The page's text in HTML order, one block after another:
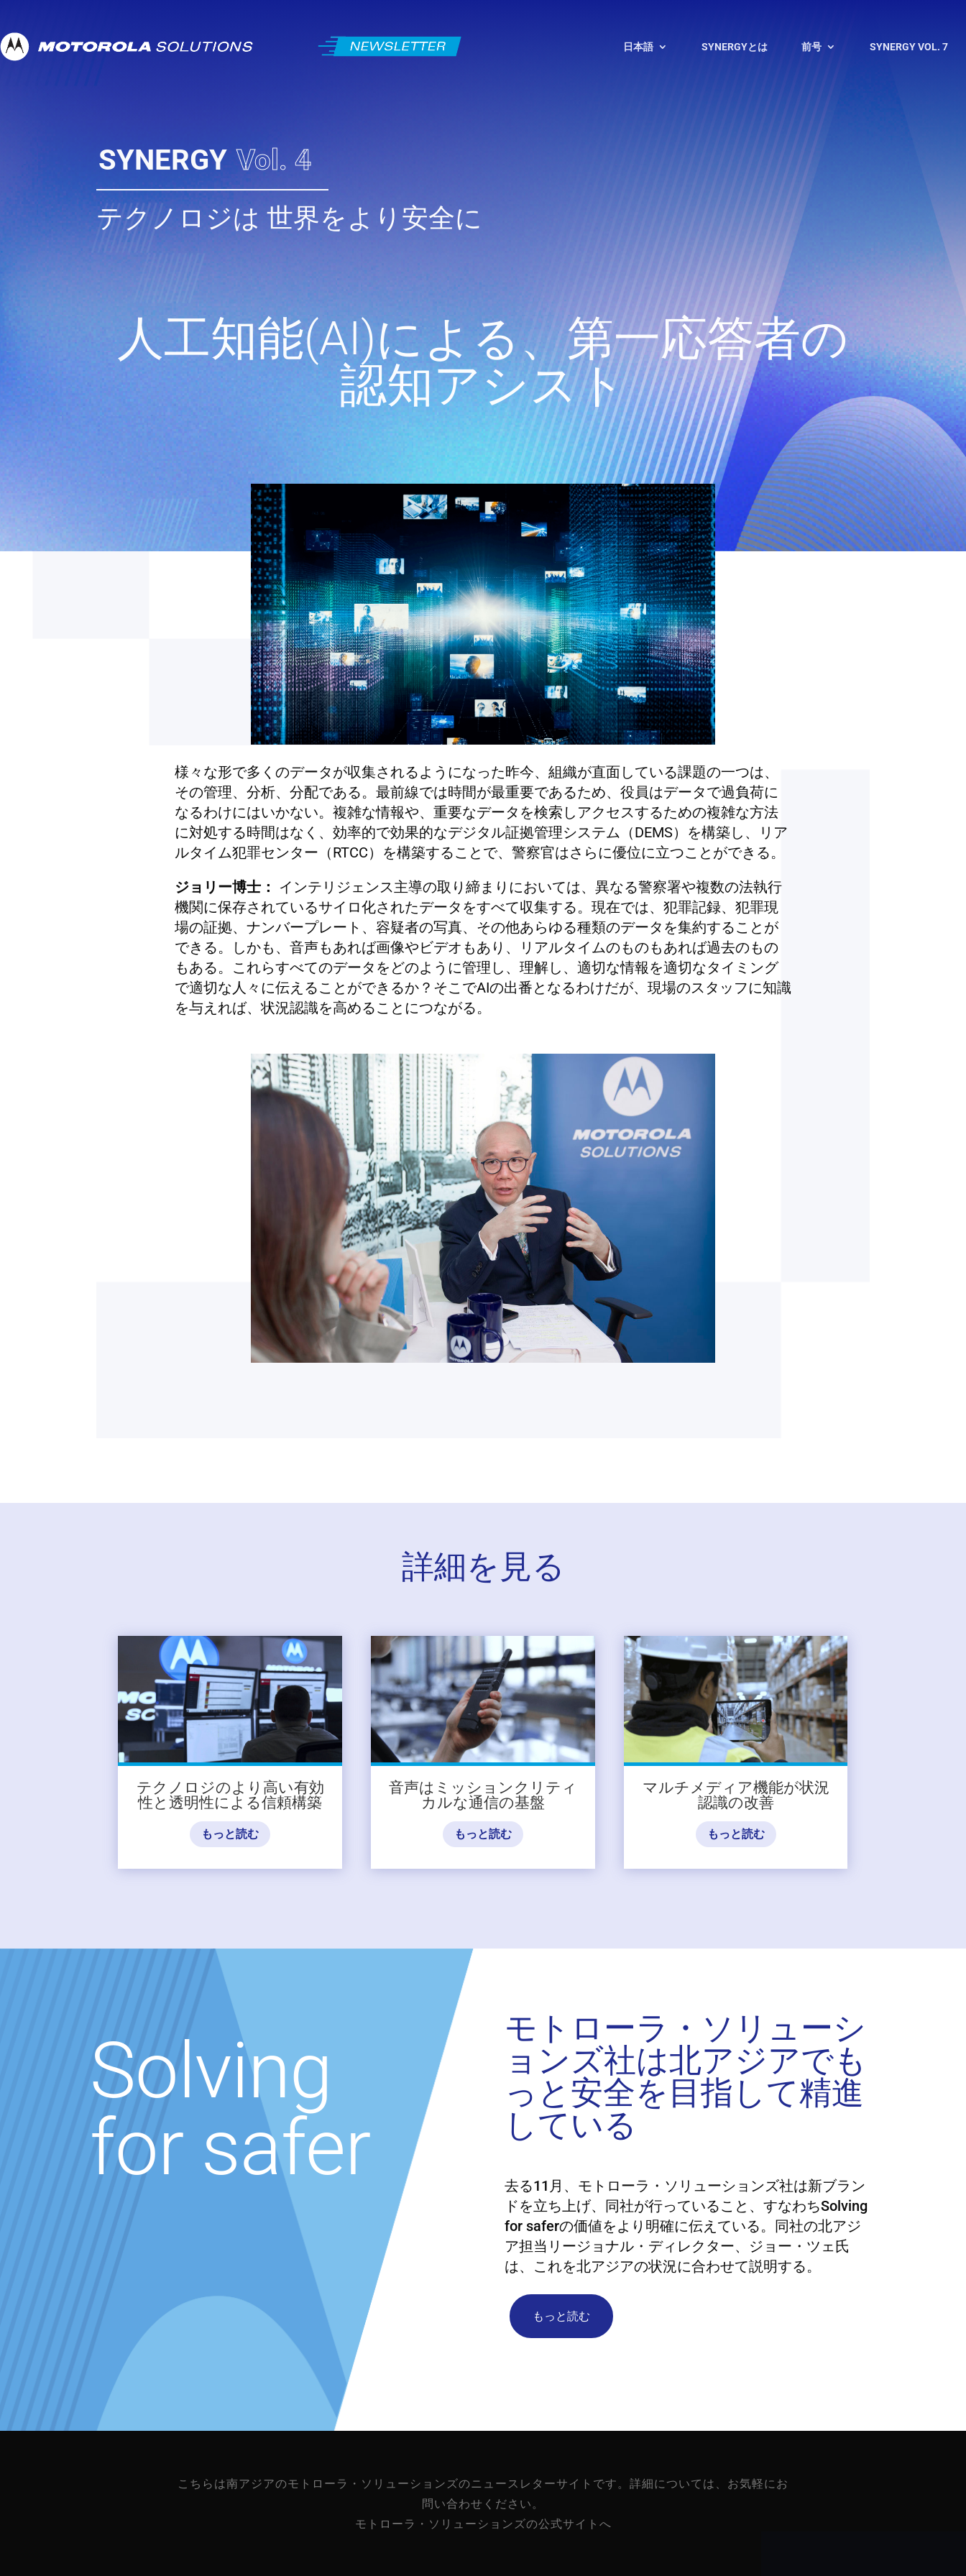
日本語 SYNERGYとは 前号 SYNERGY VOL. 7
SYNERGY Vol. 4
テクノロジは 世界をより安全に
人工知能(AI)による、第一応答者の
認知アシスト
様々な形で多くのデータが収集されるようになった昨今、組織が直面している課題の一つは、
その管理、分析、分配である。最前線では時間が最重要であるため、役員はデータで過負荷に
なるわけにはいかない。複雑な情報や、重要なデータを検索しアクセスするための複雑な方法
に対処する時間はなく、効率的で効果的なデジタル証拠管理システム（DEMS）を構築し、リア
ルタイム犯罪センター（RTCC）を構築することで、警察官はさらに優位に立つことができる。
ジョリー博士：
インテリジェンス主導の取り締まりにおいては、異なる警察署や複数の法執行
機関に保存されているサイロ化されたデータをすべて収集する。現在では、犯罪記録、犯罪現
場の証拠、ナンバープレート、容疑者の写真、その他あらゆる種類のデータを集約することが
できる。しかも、音声もあれば画像やビデオもあり、リアルタイムのものもあれば過去のもの
もある。これらすべてのデータをどのように管理し、理解し、適切な情報を適切なタイミング
で適切な人々に伝えることができるか？そこでAIの出番となるわけだが、現場のスタッフに知識
を与えれば、状況認識を高めることにつながる。
詳細を見る
テクノロジのより高い有効
性と透明性による信頼構築
もっと読む
音声はミッションクリティ
カルな通信の基盤
もっと読む
マルチメディア機能が状況
認識の改善
もっと読む
Solving
for safer
モトローラ・ソリューシ
ョンズ社は北アジアでも
っと安全を目指して精進
している
去る11月、モトローラ・ソリューションズ社は新ブラン
ドを立ち上げ、同社が行っていること、すなわちSolving
for saferの価値をより明確に伝えている。同社の北アジ
ア担当リージョナル・ディレクター、ジョー・ツェ氏
は、これを北アジアの状況に合わせて説明する。
もっと読む
こちらは南アジアのモトローラ・ソリューションズのニュースレターサイトです。詳細については、お気軽にお
問い合わせください。
モトローラ・ソリューションズの公式サイトへ